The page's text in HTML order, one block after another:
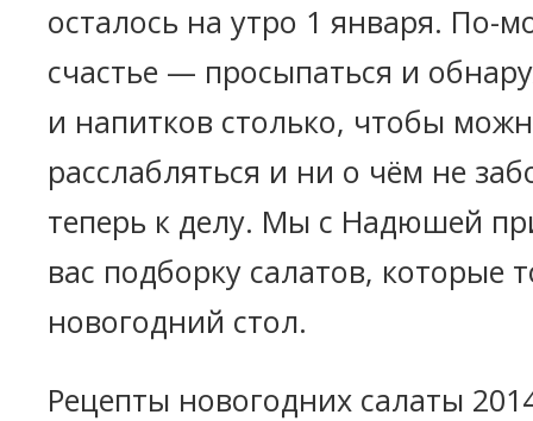
осталось на утро 1 января. По-
счастье — просыпаться и
и напитков столько, чтобы
расслабляться и ни о чём не
теперь к делу. Мы с Надюшей
вас подборку салатов, которые
новогодний стол.
Рецепты новогодних салаты